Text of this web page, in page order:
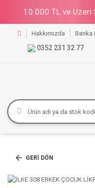
10.000 TL ve Üzeri
Hakkımızda Banka
0352 231 32 77
GERI DÖN